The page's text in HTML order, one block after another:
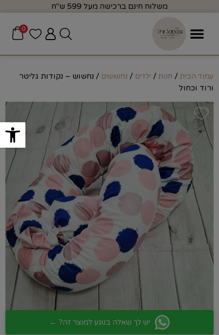
פתח
משלוח חינם ברכישה מעל 599 ש"ח
0
עמוד הבית / חנות / ילדים / נחשושים / נחשוש – נקודות גליטר
ורוד וכחול
יש לך שאלה בנוגע למוצר זה? ←